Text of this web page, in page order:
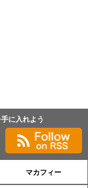
に入れよう
マカフィー